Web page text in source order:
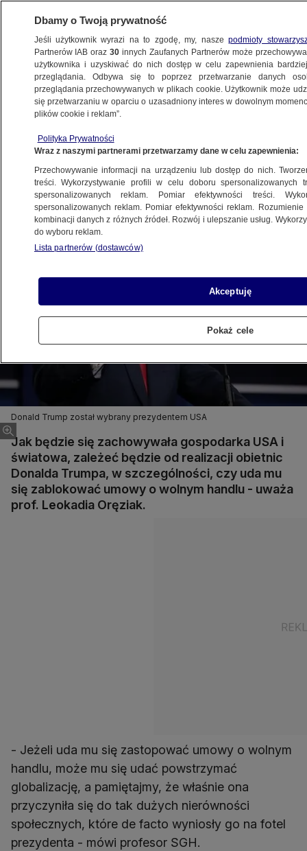
BIZNES
ZE ŚWIATA
gospodarce"
9.11.2016, 13:59
Udostępnij
Donald Trump został wybrany prezydentem USA
Jak będzie się zachowywała gospodarka USA i
światowa, zależeć będzie od realizacji obietnic
Donalda Trumpa, w szczególności, czy uda mu
się zablokować umowy o wolnym handlu - uważa
prof. Leokadia Oręziak.
- Jeżeli uda mu się zastopować umowy o wolnym
handlu, może mu się udać powstrzymać
globalizację, a pamiętajmy, że właśnie ona
przyczyniła się do tak dużych nierówności
społecznych, które de facto wyniosły go na fotel
prezydenta - mówi profesor SGH.
Dbamy o Twoją prywatność
Jeśli użytkownik wyrazi na to zgodę, my, naszepodmioty
Partnerów IAB oraz30 innych Zaufanych Partnerów może
użytkownika i uzyskiwać do nich dostęp w celu zapewnienia
przeglądania. Odbywa się to poprzez przetwarzanie danych
przeglądania przechowywanych w plikach cookie. Użytkownik może
się przetwarzaniu w oparciu o uzasadniony interes w dowolnym
plików cookie i reklam”.
Polityka Prywatności
Wraz z naszymi partnerami przetwarzamy dane w celu zapewnienia:
Przechowywanie informacji na urządzeniu lub dostęp do nich.
treści. Wykorzystywanie profili w celu doboru spersonalizowanych
spersonalizowanych reklam. Pomiar efektywności treści.
spersonalizowanych reklam. Pomiar efektywności reklam.
kombinacji danych z różnych źródeł. Rozwój i ulepszanie usług.
do wyboru reklam.
Lista partnerów (dostawców)
Akceptuję
Pokaż cele